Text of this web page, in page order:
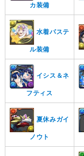
カ装備
水着パステ
ル装備
イシス＆ネ
フティス
夏休みガイ
ノウト